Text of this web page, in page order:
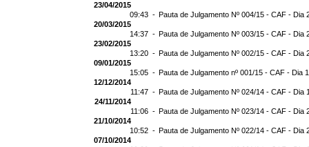
23/04/2015
09:43 - Pauta de Julgamento Nº 004/15 - CAF - Dia
20/03/2015
14:37 - Pauta de Julgamento Nº 003/15 - CAF - Dia
23/02/2015
13:20 - Pauta de Julgamento Nº 002/15 - CAF - Dia
09/01/2015
15:05 - Pauta de Julgamento nº 001/15 - CAF - Dia
12/12/2014
11:47 - Pauta de Julgamento Nº 024/14 - CAF - Dia
24/11/2014
11:06 - Pauta de Julgamento Nº 023/14 - CAF - Dia
21/10/2014
10:52 - Pauta de Julgamento Nº 022/14 - CAF - Dia
07/10/2014